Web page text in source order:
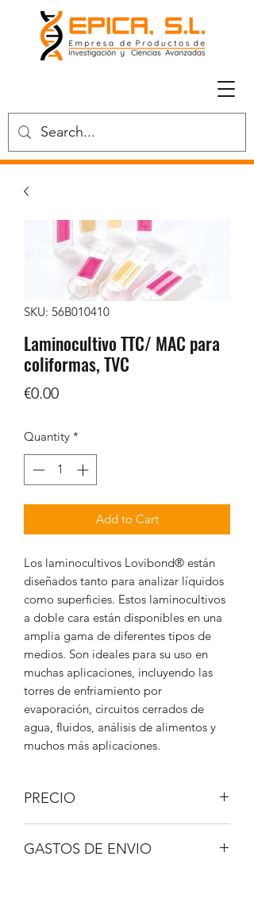
SKU: 56B010410
Laminocultivo TTC/ MAC para
coliformas, TVC
€0.00Price
Quantity *
Add to Cart
Los laminocultivos Lovibond® están
diseñados tanto para analizar líquidos
como superficies. Estos laminocultivos
a doble cara están disponibles en una
amplia gama de diferentes tipos de
medios. Son ideales para su uso en
muchas aplicaciones, incluyendo las
torres de enfriamiento por
evaporación, circuitos cerrados de
agua, fluidos, análisis de alimentos y
muchos más aplicaciones.
PRECIO
GASTOS DE ENVIO